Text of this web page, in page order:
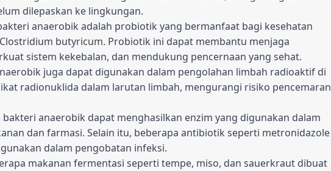
dilepaskan ke lingkungan.
anaerobik adalah probiotik yang bermanfaat bagi kesehatan
butyricum. Probiotik ini dapat membantu menjaga
sistem kekebalan, dan mendukung pencernaan yang sehat.
juga dapat digunakan dalam pengolahan limbah radioaktif di
radionuklida dalam larutan limbah, mengurangi risiko pencemaran
anaerobik dapat menghasilkan enzim yang digunakan dalam
dan farmasi. Selain itu, beberapa antibiotik seperti metronidazole
dalam pengobatan infeksi.
makanan fermentasi seperti tempe, miso, dan sauerkraut dibuat